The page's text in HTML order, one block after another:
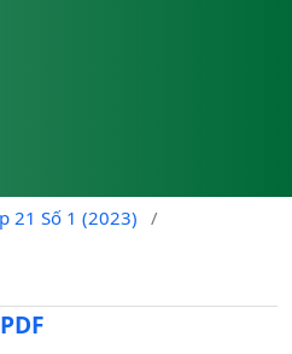
21 Số 1 (2023)
/
PDF